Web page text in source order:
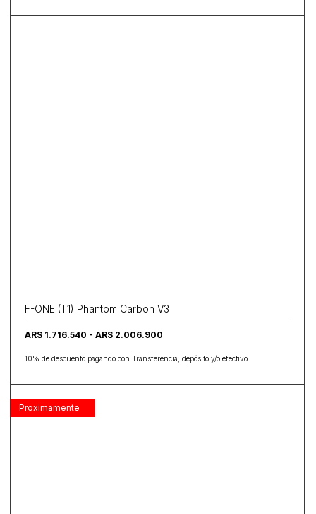
F-ONE (T1) Phantom Carbon V3
ARS 1.716.540 - ARS 2.006.900
10% de descuento pagando con Transferencia, depósito y/o efectivo
Proximamente